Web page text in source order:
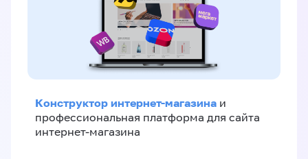
Конструктор интернет-магазина и
профессиональная платформа для сайта
интернет-магазина